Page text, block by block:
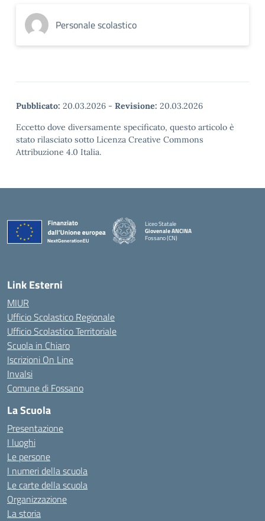
Personale scolastico
Pubblicato: 20.03.2026 - Revisione: 20.03.2026
Eccetto dove diversamente specificato, questo articolo è
stato rilasciato sotto Licenza Creative Commons
Attribuzione 4.0 Italia.
Liceo Statale
Giovenale ANCINA
Fossano (CN)
Link Esterni
MIUR
Ufficio Scolastico Regionale
Ufficio Scolastico Territoriale
Scuola in Chiaro
Iscrizioni On Line
Invalsi
Comune di Fossano
La Scuola
Presentazione
I luoghi
Le persone
I numeri della scuola
Le carte della scuola
Organizzazione
La storia